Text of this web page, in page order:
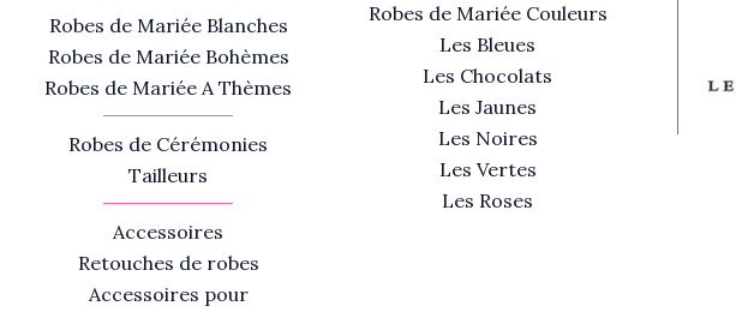
Robes de Mariée Blanches
Robes de Mariée Bohèmes
Robes de Mariée A Thèmes
Robes de Cérémonies
Tailleurs
Accessoires
Retouches de robes
Accessoires pour
Robes de Mariée Couleurs
Les Bleues
Les Chocolats
Les Jaunes
Les Noires
Les Vertes
Les Roses